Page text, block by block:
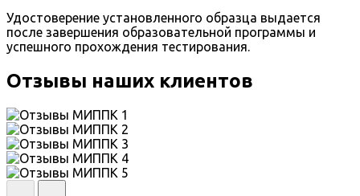
Удостоверение установленного образца выдается
после завершения образовательной программы и
успешного прохождения тестирования.
Отзывы наших клиентов